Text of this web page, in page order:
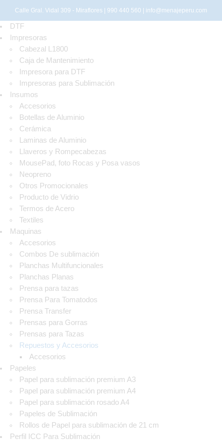
Calle Gral. Vidal 309 - Miraflores | 990 440 560 | info@menajeperu.com
DTF
Impresoras
Cabezal L1800
Caja de Mantenimiento
Impresora para DTF
Impresoras para Sublimación
Insumos
Accesorios
Botellas de Aluminio
Cerámica
Laminas de Aluminio
Llaveros y Rompecabezas
MousePad, foto Rocas y Posa vasos
Neopreno
Otros Promocionales
Producto de Vidrio
Termos de Acero
Textiles
Maquinas
Accesorios
Combos De sublimación
Planchas Multifuncionales
Planchas Planas
Prensa para tazas
Prensa Para Tomatodos
Prensa Transfer
Prensas para Gorras
Prensas para Tazas
Repuestos y Accesorios
Accesorios
Papeles
Papel para sublimación premium A3
Papel para sublimación premium A4
Papel para sublimación rosado A4
Papeles de Sublimación
Rollos de Papel para sublimación de 21 cm
Perfil ICC Para Sublimación